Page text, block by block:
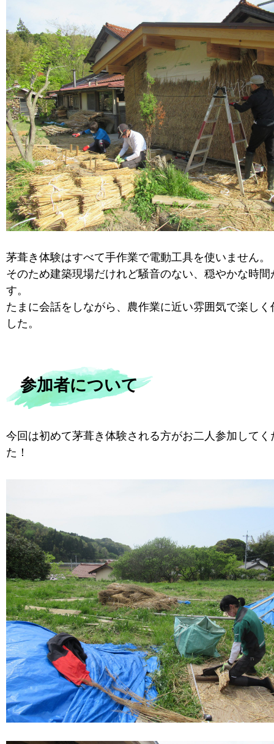
茅葺き体験はすべて手作業で電動工具を使いません。
そのため建築現場だけれど騒音のない、穏やかな時間
す。
たまに会話をしながら、農作業に近い雰囲気で楽しく
した。
参加者について
今回は初めて茅葺き体験される方がお二人参加してく
た！